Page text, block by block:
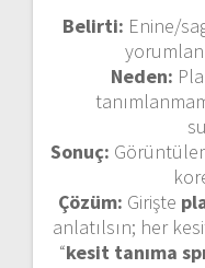
Belirti: Enine/
Neden:
Sonuç:
Çözüm: Girişte
anlatılsın; her
“kesit tanıma